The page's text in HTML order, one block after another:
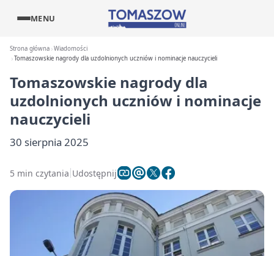
MENU
Strona główna Wiadomości
Tomaszowskie nagrody dla uzdolnionych uczniów i nominacje nauczycieli
Tomaszowskie nagrody dla
uzdolnionych uczniów i nominacje
nauczycieli
30 sierpnia 2025
5 min czytania Udostępnij